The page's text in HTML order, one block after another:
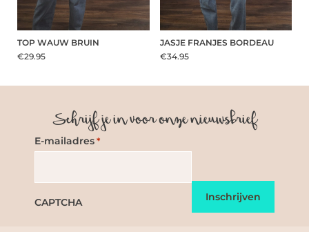
TOP WAUW BRUIN
€29.95
JASJE FRANJES BORDEAU
€34.95
Schrijf je in voor onze nieuwsbrief
E-mailadres *
CAPTCHA